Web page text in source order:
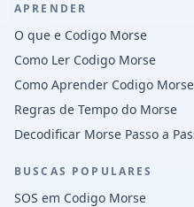
APRENDER
O que e Codigo Morse
Como Ler Codigo Morse
Como Aprender Codigo Morse
Regras de Tempo do Morse
Decodificar Morse Passo a
BUSCAS POPULARES
SOS em Codigo Morse